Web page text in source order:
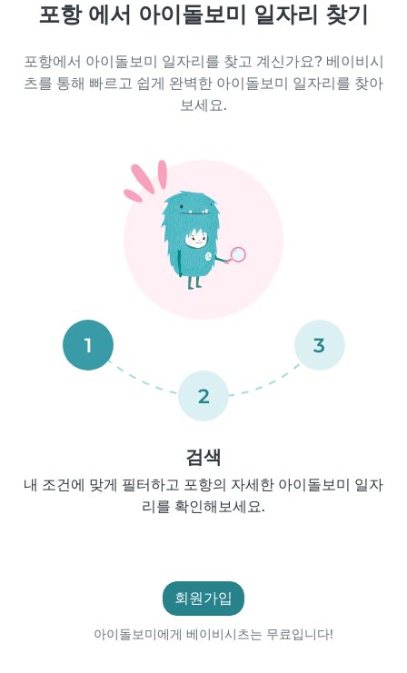
포항 에서 아이돌보미 일자리 찾기
포항에서 아이돌보미 일자리를 찾고 계신가요? 베이비시
츠를 통해 빠르고 쉽게 완벽한 아이돌보미 일자리를 찾아
보세요.
1
2
3
검색
내 조건에 맞게 필터하고 포항의 자세한 아이돌보미 일자
리를 확인해보세요.
회원가입
아이돌보미에게 베이비시츠는 무료입니다!